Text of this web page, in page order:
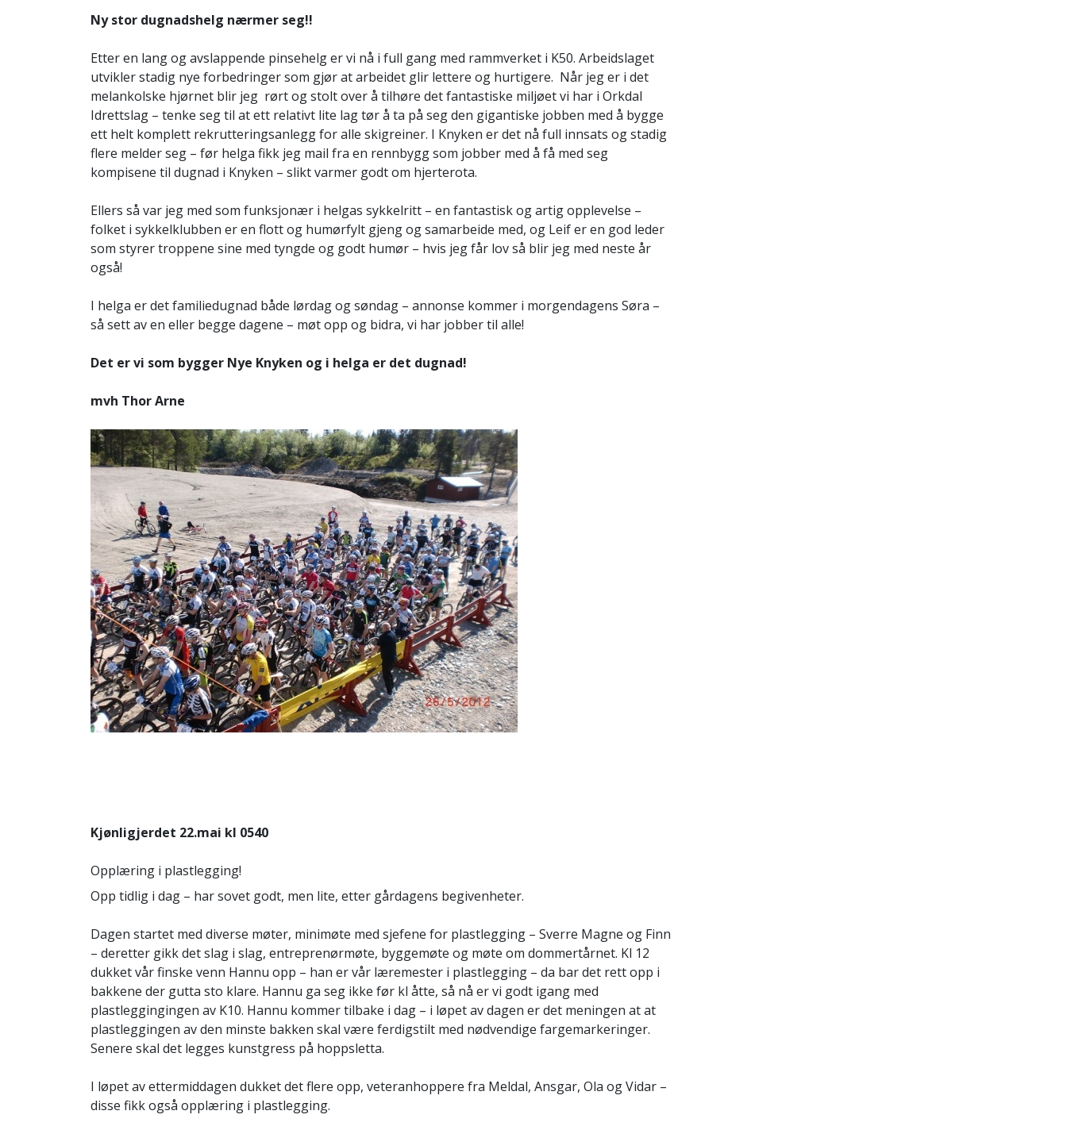
Ny stor dugnadshelg nærmer seg!!
Etter en lang og avslappende pinsehelg er vi nå i full gang med rammverket i K50. Arbeidslaget
utvikler stadig nye forbedringer som gjør at arbeidet glir lettere og hurtigere. Når jeg er i det
melankolske hjørnet blir jeg rørt og stolt over å tilhøre det fantastiske miljøet vi har i Orkdal
Idrettslag – tenke seg til at ett relativt lite lag tør å ta på seg den gigantiske jobben med å bygge
ett helt komplett rekrutteringsanlegg for alle skigreiner. I Knyken er det nå full innsats og stadig
flere melder seg – før helga fikk jeg mail fra en rennbygg som jobber med å få med seg
kompisene til dugnad i Knyken – slikt varmer godt om hjerterota.
Ellers så var jeg med som funksjonær i helgas sykkelritt – en fantastisk og artig opplevelse –
folket i sykkelklubben er en flott og humørfylt gjeng og samarbeide med, og Leif er en god leder
som styrer troppene sine med tyngde og godt humør – hvis jeg får lov så blir jeg med neste år
også!
I helga er det familiedugnad både lørdag og søndag – annonse kommer i morgendagens Søra –
så sett av en eller begge dagene – møt opp og bidra, vi har jobber til alle!
Det er vi som bygger Nye Knyken og i helga er det dugnad!
mvh Thor Arne
Kjønligjerdet 22.mai kl 0540
Opplæring i plastlegging!
Opp tidlig i dag – har sovet godt, men lite, etter gårdagens begivenheter.
Dagen startet med diverse møter, minimøte med sjefene for plastlegging – Sverre Magne og Finn
– deretter gikk det slag i slag, entreprenørmøte, byggemøte og møte om dommertårnet. Kl 12
dukket vår finske venn Hannu opp – han er vår læremester i plastlegging – da bar det rett opp i
bakkene der gutta sto klare. Hannu ga seg ikke før kl åtte, så nå er vi godt igang med
plastleggingingen av K10. Hannu kommer tilbake i dag – i løpet av dagen er det meningen at at
plastleggingen av den minste bakken skal være ferdigstilt med nødvendige fargemarkeringer.
Senere skal det legges kunstgress på hoppsletta.
I løpet av ettermiddagen dukket det flere opp, veteranhoppere fra Meldal, Ansgar, Ola og Vidar –
disse fikk også opplæring i plastlegging.